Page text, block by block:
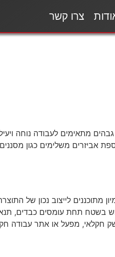
צרו קשר
גבהים מתאימים לעבודה נוחה
אביזרים משלימים כגון
מתוכננים לייצוב נכון של
בשטח תחת עומסים כבדים,
חקלאי, מפעל או אתר עבודה